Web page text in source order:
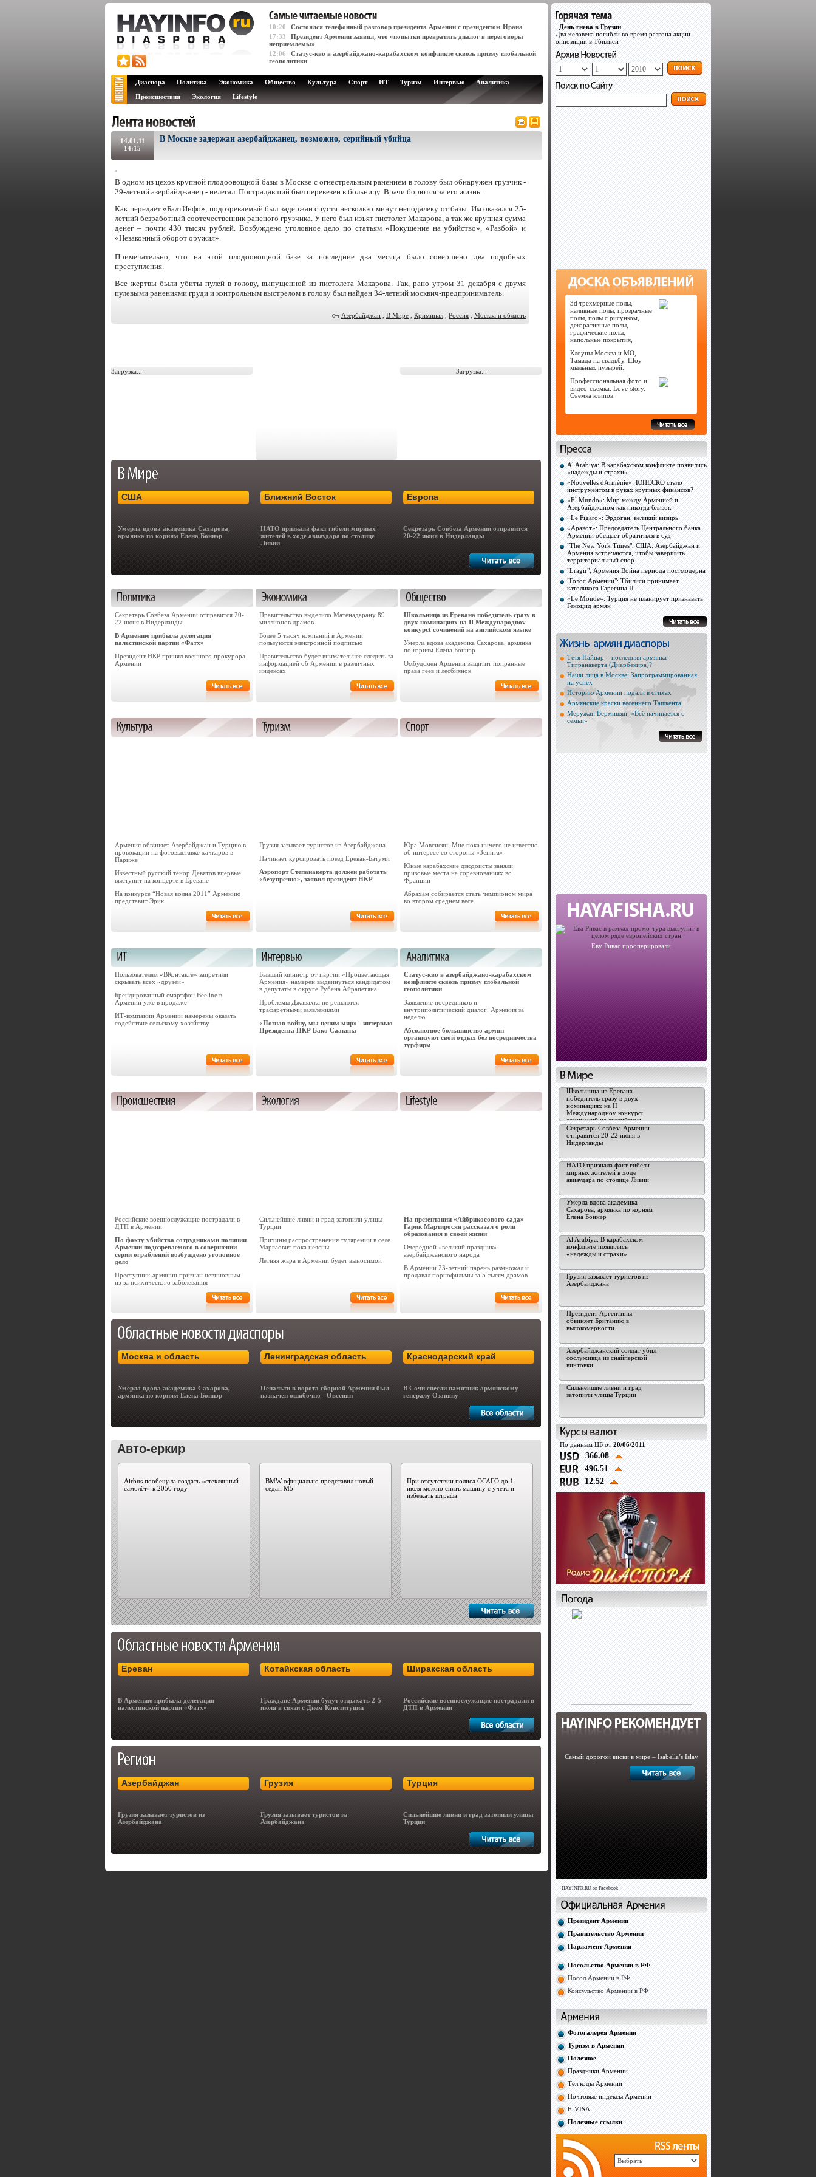
10:20
Состоялся телефонный разговор президента Армении с президентом Ирана
17:33
Президент Армении заявил, что «попытки превратить диалог в переговоры
неприемлемы»
12:06
Статус-кво в азербайджано-карабахском конфликте сквозь призму глобальной
геополитики
Диаспора Политика Экономика Общество Культура Спорт ИТ Туризм Интервью
Аналитика
Происшествия
Экология Lifestyle
14.01.11
14:15
В Москве задержан азербайджанец, возможно, серийный убийца
В одном из цехов крупной плодоовощной базы в Москве с огнестрельным ранением в голову был обнаружен грузчик -
29-летний азербайджанец - нелегал. Пострадавший был перевезен в больницу. Врачи борются за его жизнь.
Как передает «БалтИнфо», подозреваемый был задержан спустя несколько минут неподалеку от базы. Им оказался 25-
летний безработный соотечественник раненого грузчика. У него был изъят пистолет Макарова, а так же крупная сумма
денег – почти 430 тысяч рублей. Возбуждено уголовное дело по статьям «Покушение на убийство», «Разбой» и
«Незаконный оборот оружия».
Примечательно, что на этой плодоовощной базе за последние два месяца было совершено два подобных
преступления.
Все жертвы были убиты пулей в голову, выпущенной из пистолета Макарова. Так, рано утром 31 декабря с двумя
пулевыми ранениями груди и контрольным выстрелом в голову был найден 34-летний москвич-предприниматель.
Азербайджан В Мире Криминал Россия Москва и область
Загрузка... Загрузка...
США
Умерла вдова академика Сахарова,
армянка по корням Елена Боннэр
Ближний Восток
НАТО признала факт гибели мирных
жителей в ходе авиаудара по столице
Ливии
Европа
Секретарь Совбеза Армении отправится
20-22 июня в Нидерланды
Секретарь Совбеза Армении отправится 20-
22 июня в Нидерланды
В Армению прибыла делегация
палестинской партии «Фатх»
Президент НКР принял военного прокурора
Армении
Правительство выделило Матенадарану 89
миллионов драмов
Более 5 тысяч компаний в Армении
пользуются электронной подписью
Правительство будет внимательнее следить за
информацией об Армении в различных
индексах
Школьница из Еревана победитель сразу в
двух номинациях на II Международноv
конкурсt сочинений на английском языке
Умерла вдова академика Сахарова, армянка
по корням Елена Боннэр
Омбудсмен Армении защитит попранные
права геев и лесбиянок
Армения обвиняет Азербайджан и Турцию в
провокации на фотовыставке хачкаров в
Париже
Известный русский тенор Девятов впервые
выступит на концерте в Ереване
На конкурсе “Новая волна 2011” Армению
представит Эрик
Грузия зазывает туристов из Азербайджана
Начинает курсировать поезд Ереван-Батуми
Аэропорт Степанакерта должен работать
«безупречно», заявил президент НКР
Юра Мовсисян: Мне пока ничего не известно
об интересе со стороны «Зенита»
Юные карабахские дзюдоисты заняли
призовые места на соревнованиях во
Франции
Абрахам собирается стать чемпионом мира
во втором среднем весе
Пользователям «ВКонтакте» запретили
скрывать всех «друзей»
Брендированный смартфон Beeline в
Армении уже в продаже
ИТ-компании Армении намерены оказать
содействие сельскому хозяйству
Бывший министр от партии «Процветающая
Армения» намерен выдвинуться кандидатом
в депутаты в округе Рубена Айрапетяна
Проблемы Джавахка не решаются
трафаретными заявлениями
«Познав войну, мы ценим мир» - интервью
Президента НКР Бако Саакяна
Статус-кво в азербайджано-карабахском
конфликте сквозь призму глобальной
геополитики
Заявление посредников и
внутриполитический диалог: Армения за
неделю
Абсолютное большинство армян
организуют свой отдых без посредничества
турфирм
Российские военнослужащие пострадали в
ДТП в Армении
По факту убийства сотрудниками полиции
Армении подозреваемого в совершении
серии ограблений возбуждено уголовное
дело
Преступник-армянин признан невиновным
из-за психического заболевания
Сильнейшие ливни и град затопили улицы
Турции
Причины распространения туляремии в селе
Маргаовит пока неясны
Летняя жара в Армении будет выносимой
На презентации «Айбрикосового сада»
Гарик Мартиросян рассказал о роли
образования в своей жизни
Очередной «великий праздник»
азербайджанского народа
В Армении 23-летний парень размножал и
продавал порнофильмы за 5 тысяч драмов
Москва и область
Умерла вдова академика Сахарова,
армянка по корням Елена Боннэр
Ленинградская область
Пенальти в ворота сборной Армении был
назначен ошибочно - Овсепян
Краснодарский край
В Сочи снесли памятник армянскому
генералу Озаняну
Авто-еркир
Airbus пообещала создать «стеклянный
самолёт» к 2050 году
BMW официально представил новый
седан M5
При отсутствии полиса ОСАГО до 1
июля можно снять машину с учета и
избежать штрафа
Ереван
В Армению прибыла делегация
палестинской партии «Фатх»
Котайкская область
Граждане Армении будут отдыхать 2-5
июля в связи с Днем Конституции
Ширакская область
Российские военнослужащие пострадали в
ДТП в Армении
Азербайджан
Грузия зазывает туристов из
Азербайджана
Грузия
Грузия зазывает туристов из
Азербайджана
Турция
Сильнейшие ливни и град затопили улицы
Турции
День гнева в Грузии
Два человека погибли во время разгона акции
оппозиции в Тбилиси
3d трехмерные полы,
наливные полы, прозрачные
полы, полы с рисунком,
декоративные полы,
графические полы,
напольные покрытия,
Клоуны Москва и МО,
Тамада на свадьбу. Шоу
мыльных пузырей.
Профессиональная фото и
видео-съемка. Love-story.
Съемка клипов.
Al Arabiya: В карабахском конфликте появились
«надежды и страхи»
«Nouvelles dArménie»: ЮНЕСКО стало
инструментом в руках крупных финансов?
«El Mundo»: Мир между Арменией и
Азербайджаном как никогда близок
«Le Figaro»: Эрдоган, великий визирь
«Аравот»: Председатель Центрального банка
Армении обещает обратиться в суд
"The New York Times", США: Азербайджан и
Армения встречаются, чтобы завершить
территориальный спор
"Lragir", Армения:Война периода постмодерна
"Голос Армении": Тбилиси принимает
католикоса Гарегина II
«Le Monde»: Турция не планирует признавать
Геноцид армян
Тетя Пайцар – последняя армянка
Тигранакерта (Диарбекира)?
Наши лица в Москве: Запрограммированная
на успех
Историю Армении подали в стихах
Армянские краски весеннего Ташкента
Меружан Вермишян: «Всё начинается с
семьи»
Еву Ривас прооперировали
Школьница из Еревана
победитель сразу в двух
номинациях на II
Международноv конкурсt
сочинений на английском
языке
Секретарь Совбеза Армении
отправится 20-22 июня в
Нидерланды
НАТО признала факт гибели
мирных жителей в ходе
авиаудара по столице Ливии
Умерла вдова академика
Сахарова, армянка по корням
Елена Боннэр
Al Arabiya: В карабахском
конфликте появились
«надежды и страхи»
Грузия зазывает туристов из
Азербайджана
Президент Аргентины
обвиняет Британию в
высокомерности
Азербайджанский солдат убил
сослуживца из снайперской
винтовки
Сильнейшие ливни и град
затопили улицы Турции
По данным ЦБ от20/06/2011
366.08
496.51
12.52
Самый дорогой виски в мире – Isabella’s Islay
HAYINFO.RU on Facebook
Президент Армении
Правительство Армении
Парламент Армении
Посольство Армении в РФ
Посол Армении в РФ
Консульство Армении в РФ
Фотогалерея Армении
Туризм в Армении
Полезное
Праздники Армении
Тел.коды Армении
Почтовые индексы Армении
E-VISA
Полезные ссылки